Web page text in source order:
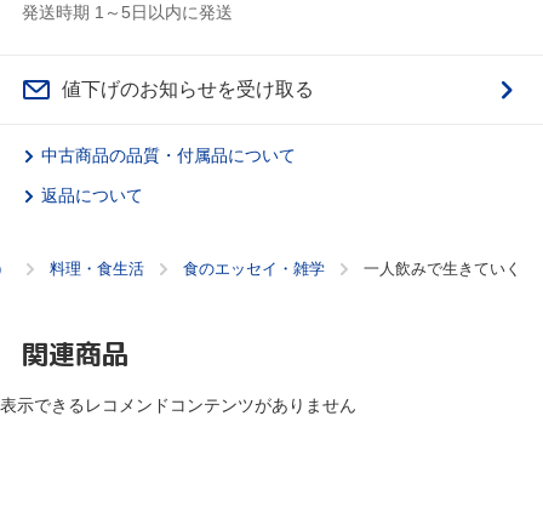
発送時期 1～5日以内に発送
値下げのお知らせを受け取る
中古商品の品質・付属品について
返品について
料理・食生活 食のエッセイ・雑学 一人飲みで生きていく
関連商品
表示できるレコメンドコンテンツがありません